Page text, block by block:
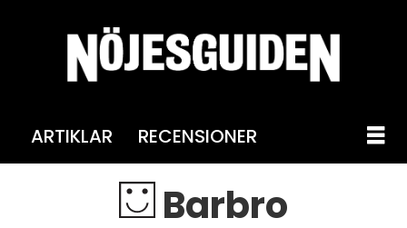
ARTIKLAR RECENSIONER
Barbro